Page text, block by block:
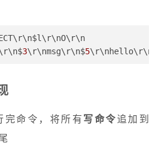
3\r\nmsg\r\n$5\r\nhello\r\n
完命令，将所有 写命令追加到